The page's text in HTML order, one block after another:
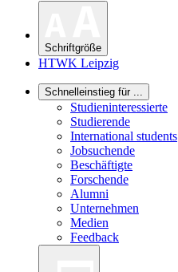
Schriftgröße
HTWK Leipzig
Schnelleinstieg für ...
Studieninteressierte
Studierende
International students
Jobsuchende
Beschäftigte
Forschende
Alumni
Unternehmen
Medien
Feedback